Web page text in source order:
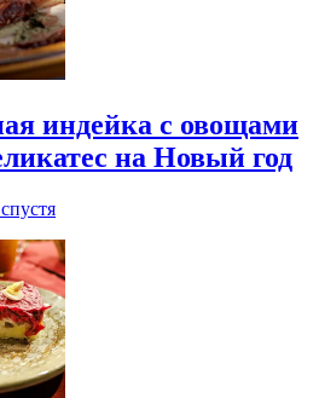
индейка с овощами
на Новый год